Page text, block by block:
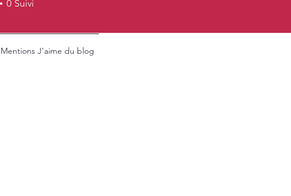
0 Suivi
Mentions J'aime du blog